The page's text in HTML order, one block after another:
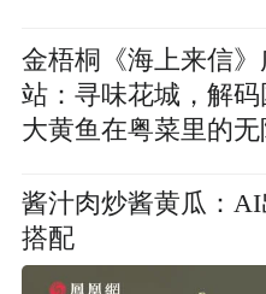
金梧桐《海上来信》
站：寻味花城，解码
大黄鱼在粤菜里的无
酱汁肉炒酱黄瓜：
搭配